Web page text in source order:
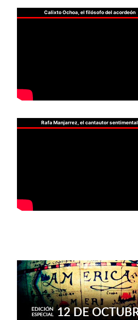
Calixto Ochoa, el filósofo del acordeón
Rafa Manjarrez, el cantautor sentimental